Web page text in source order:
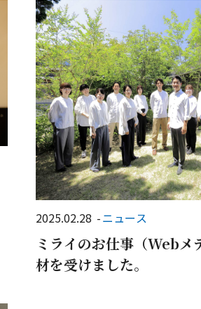
2025.02.28 ニュース
ミライのお仕事（Webメ
材を受けました。